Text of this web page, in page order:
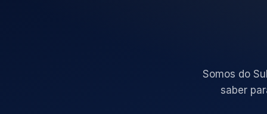
Somos do
saber